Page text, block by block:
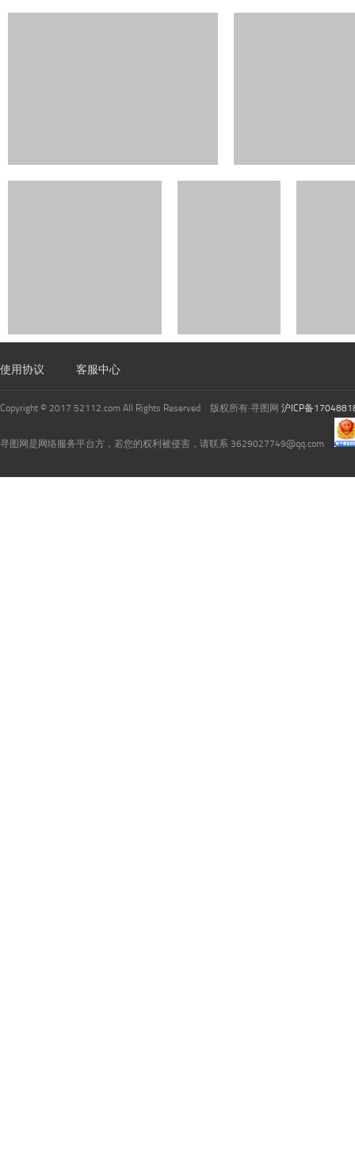
使用协议 客服中心
Copyright © 2017 52112.com All Rights Reserved 版权所有·寻图网 沪ICP备
寻图网是网络服务平台方，若您的权利被侵害，请联系 3629027749@qq.com